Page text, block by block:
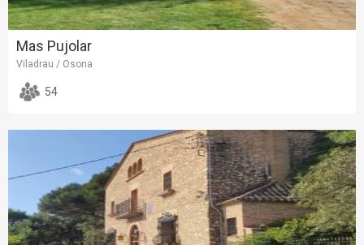
Mas Pujolar
Viladrau / Osona
54